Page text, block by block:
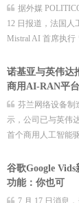
据外媒
12 日报道，法国人
Mistral AI 首席执行
诺基亚与英伟达
商用AI-RAN平台
芬兰网络设备制
示，公司已与英伟
首个商用人工智能
谷歌Google
功能：你也可
7 月 17 日消息